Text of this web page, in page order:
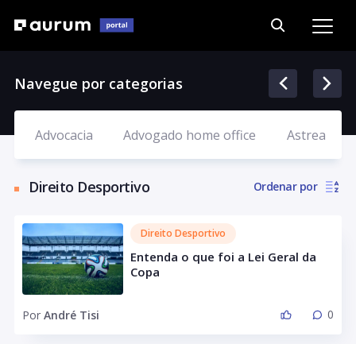
Navegue por categorias
Advocacia Advogado home office Astrea
Direito Desportivo Ordenar por
Direito Desportivo
Entenda o que foi a Lei Geral da
Copa
Por André Tisi 0